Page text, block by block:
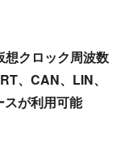
クロック周波数
、CAN、LIN、
が利用可能